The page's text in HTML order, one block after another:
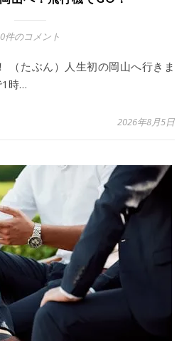
0件のコメント
1時…
2026年8月5日